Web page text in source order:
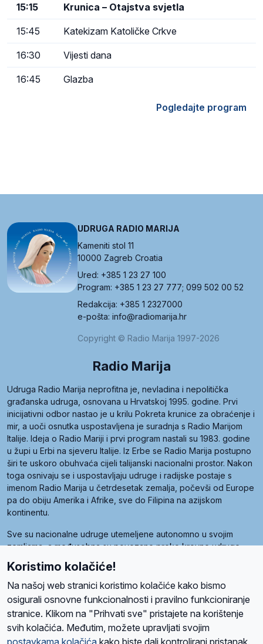
15:15 Krunica – Otajstva svjetla
15:45 Katekizam Katoličke Crkve
16:30 Vijesti dana
16:45 Glazba
Pogledajte program
UDRUGA RADIO MARIJA
Kameniti stol 11
10000 Zagreb Croatia
Ured: +385 1 23 27 100
Program: +385 1 23 27 777; 099 502 00 52
Redakcija: +385 1 2327000
e-pošta: info@radiomarija.hr
Copyright © Radio Marija 1997-2026
Radio Marija
Udruga Radio Marija neprofitna je, nevladina i nepolitička
građanska udruga, osnovana u Hrvatskoj 1995. godine. Prvi
inicijativni odbor nastao je u krilu Pokreta krunice za obraćenje i
mir, a uoči osnutka uspostavljena je suradnja s Radio Marijom
Italije. Ideja o Radio Mariji i prvi program nastali su 1983. godine
u župi u Erbi na sjeveru Italije. Iz Erbe se Radio Marija postupno
širi te uskoro obuhvaća cijeli talijanski nacionalni prostor. Nakon
toga osnivaju se i uspostavljaju udruge i radijske postaje s
imenom Radio Marija u četrdesetak zemalja, počevši od Europe
pa do obiju Amerika i Afrike, sve do Filipina na azijskom
kontinentu.
Sve su nacionalne udruge utemeljene autonomno u svojim
zemljama, a međusobna su povezane preko krovne udruge
Radio Maria). Svjetsku obitelj utemeljilo je sedam članica, među
kojima je i hrvatska Udruga Radio Marija.
O namaRadio ProgramVolonteriPrijateljiKontaktPravila privatnosti
Koristimo kolačiće!
Na našoj web stranici koristimo kolačiće kako bismo
osigurali osnovne funkcionalnosti i pravilno funkcioniranje
stranice. Klikom na "Prihvati sve" pristajete na korištenje
svih kolačića. Međutim, možete upravljati svojim
postavkama kolačića kako biste dali kontrolirani pristanak.